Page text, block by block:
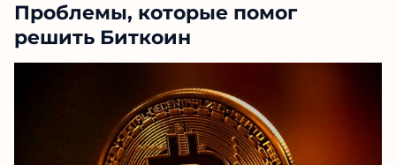
Проблемы, которые помог
решить Биткоин